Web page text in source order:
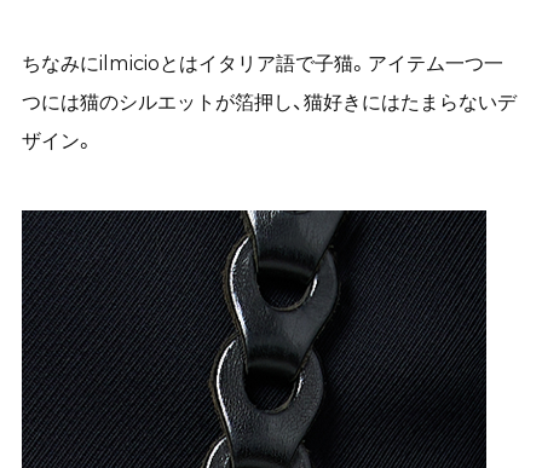
ちなみにilmicioとはイタリア語で子猫。アイテム一つ一
つには猫のシルエットが箔押し、猫好きにはたまらないデ
ザイン。